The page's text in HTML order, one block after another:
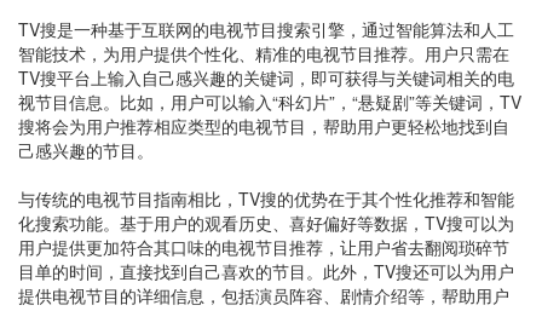
TV搜是一种基于互联网的电视节目搜索引擎，通过智能算法和人工
智能技术，为用户提供个性化、精准的电视节目推荐。用户只需在
TV搜平台上输入自己感兴趣的关键词，即可获得与关键词相关的电
视节目信息。比如，用户可以输入“科幻片”，“悬疑剧”等关键词，TV
搜将会为用户推荐相应类型的电视节目，帮助用户更轻松地找到自
己感兴趣的节目。
与传统的电视节目指南相比，TV搜的优势在于其个性化推荐和智能
化搜索功能。基于用户的观看历史、喜好偏好等数据，TV搜可以为
用户提供更加符合其口味的电视节目推荐，让用户省去翻阅琐碎节
目单的时间，直接找到自己喜欢的节目。此外，TV搜还可以为用户
提供电视节目的详细信息，包括演员阵容、剧情介绍等，帮助用户